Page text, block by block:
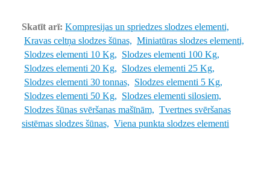
Skatīt arī: Kompresijas un spriedzes slodzes elementi,
Kravas celtņa slodzes šūnas, Miniatūras slodzes elementi,
Slodzes elementi 10 Kg, Slodzes elementi 100 Kg,
Slodzes elementi 20 Kg, Slodzes elementi 25 Kg,
Slodzes elementi 30 tonnas, Slodzes elementi 5 Kg,
Slodzes elementi 50 Kg, Slodzes elementi silosiem,
Slodzes šūnas svēršanas mašīnām, Tvertnes svēršanas
sistēmas slodzes šūnas, Viena punkta slodzes elementi